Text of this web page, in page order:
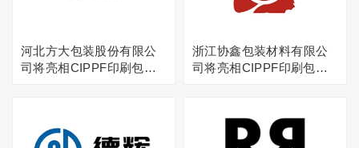
河北方大包装股份有限公
司将亮相CIPPF印刷包装
浙江协鑫包装材料有限公
司将亮相CIPPF印刷包装